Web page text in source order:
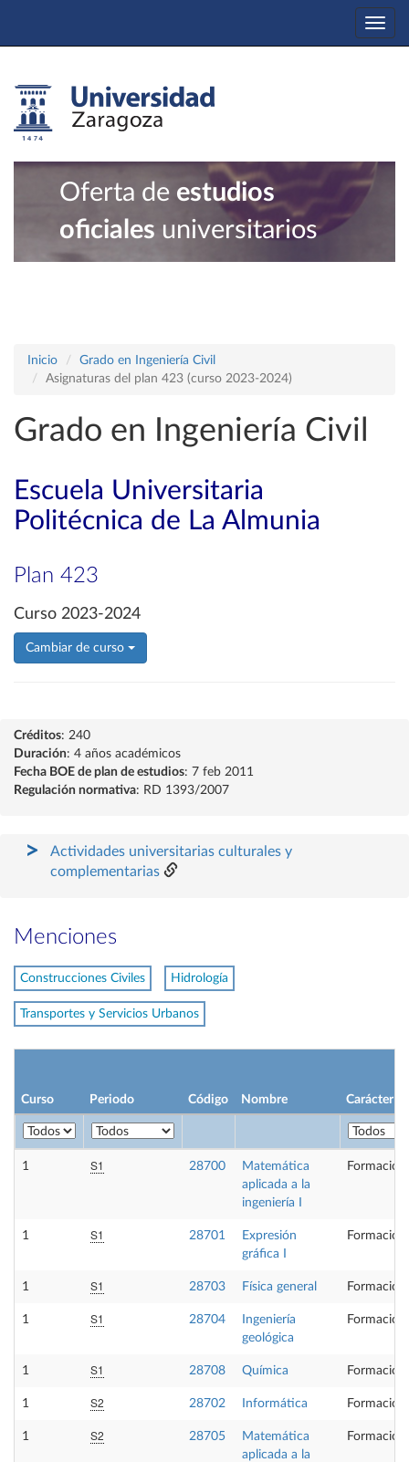
Oferta de estudios
oficiales universitarios
Inicio
Grado en Ingeniería Civil
Asignaturas del plan 423 (curso 2023-2024)
Grado en Ingeniería Civil
Escuela Universitaria
Politécnica de La Almunia
Plan 423
Curso 2023-2024
Cambiar de curso
Créditos: 240
Duración: 4 años académicos
Fecha BOE de plan de estudios: 7 feb 2011
Regulación normativa: RD 1393/2007
Actividades universitarias culturales y
complementarias
Menciones
Construcciones Civiles Hidrología
Transportes y Servicios Urbanos
Curso Periodo Código Nombre Carácter
1 S1 28700
Matemática
aplicada a la
ingeniería I
Formación
1 S1 28701
Expresión
gráfica I
Formación
1 S1 28703 Física general Formación
1 S1 28704
Ingeniería
geológica
Formación
1 S1 28708 Química Formación
1 S2 28702 Informática Formación
1 S2 28705
Matemática
aplicada a la
Formación